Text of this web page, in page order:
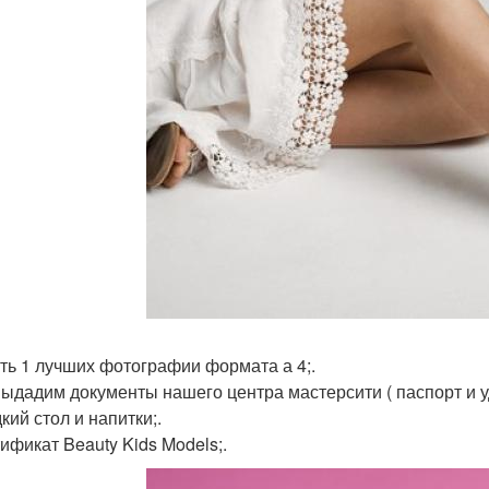
1 лучших фотографии формата а 4;.
документы нашего центра мастерсити ( паспорт и
стол и напитки;.
Beauty Kids Models;.